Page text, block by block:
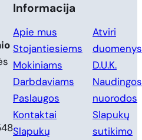
Informacija
Apie mus
Stojantiesiems
Mokiniams
Darbdaviams
Paslaugos
Kontaktai
Slapukų
Atviri
duomenys
D.U.K.
Naudingos
nuorodos
Slapukų
sutikimo